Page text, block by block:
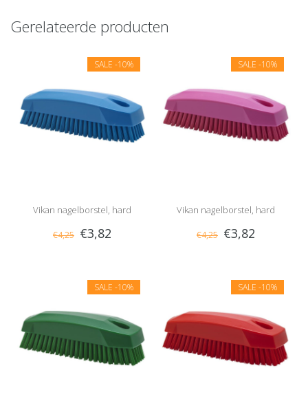
Gerelateerde producten
SALE -10%
Vikan nagelborstel, hard
€4,25 €3,82
SALE -10%
Vikan nagelborstel, hard
€4,25 €3,82
SALE -10% SALE -10%